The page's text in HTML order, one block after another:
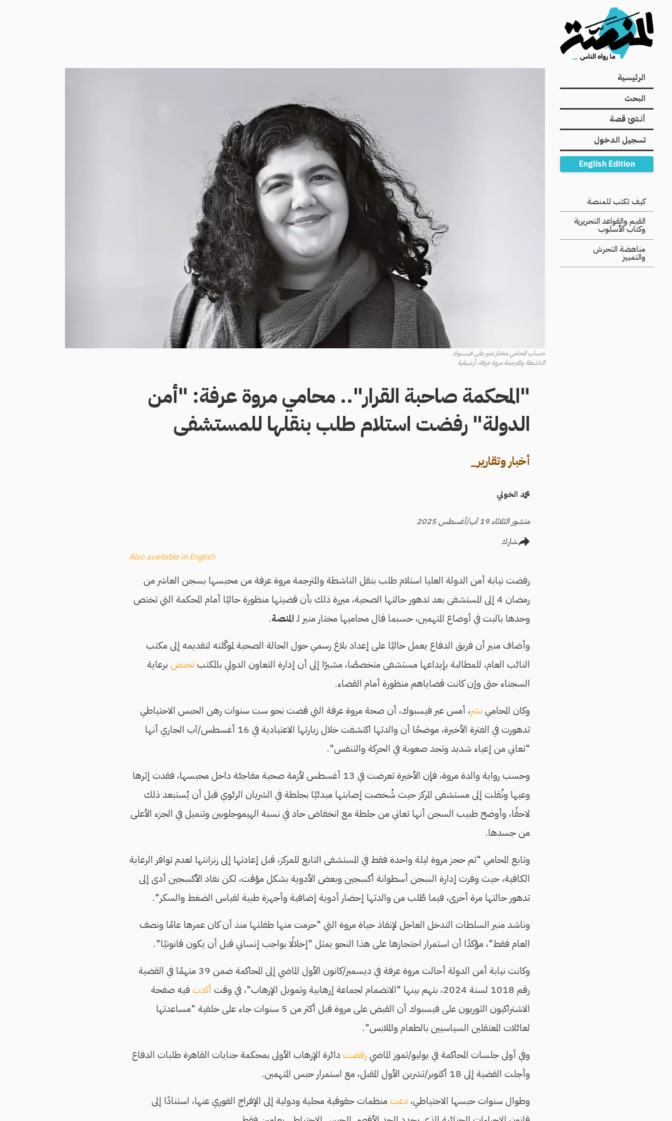
Main
navigation
الرئيسية
البحث
أنشئ قصة
تسجيل الدخول
English Edition
Secondary
Navigation
كيف تكتب للمنصة
القيم والقواعد التحريرية
وكتاب الأسلوب
مناهضة التحرش
والتمييز
حساب المحامي مختار منير على فيسبوك
الناشطة والمترجمة مروة عرفة، أرشيفية
"المحكمة صاحبة القرار".. محامي مروة عرفة: "أمن
الدولة" رفضت استلام طلب بنقلها للمستشفى
أخبار وتقارير_
محمد الخولي
منشور الثلاثاء 19 آب/أغسطس 2025
شارك
Also available in English
رفضت نيابة أمن الدولة العليا استلام طلب بنقل الناشطة والمترجمة مروة عرفة من محبسها بسجن العاشر من
رمضان 4 إلى المستشفى بعد تدهور حالتها الصحية، مبررة ذلك بأن قضيتها منظورة حاليًا أمام المحكمة التي تختص
وحدها بالبت في أوضاع المتهمين، حسبما قال محاميها مختار منير لـ المنصة.
وأضاف منير أن فريق الدفاع يعمل حاليًا على إعداد بلاغ رسمي حول الحالة الصحية لموكّلته لتقديمه إلى مكتب
النائب العام، للمطالبة بإيداعها مستشفى متخصصًا، مشيرًا إلى أن إدارة التعاون الدولي بالمكتبتختصبرعاية
السجناء حتى وإن كانت قضاياهم منظورة أمام القضاء.
وكان المحامي نشر، أمس عبر فيسبوك، أن صحة مروة عرفة التي قضت نحو ست سنوات رهن الحبس الاحتياطي
تدهورت في الفترة الأخيرة، موضحًا أن والدتها اكتشفت خلال زيارتها الاعتيادية في 16 أغسطس/آب الجاري أنها
"تعاني من إعياء شديد وتجد صعوبة في الحركة والتنفس".
وحسب رواية والدة مروة، فإن الأخيرة تعرضت في 13 أغسطس لأزمة صحية مفاجئة داخل محبسها، فقدت إثرها
وعيها ونُقلت إلى مستشفى المركز حيث شُخصت إصابتها مبدئيًا بجلطة في الشريان الرئوي قبل أن يُستبعد ذلك
لاحقًا، وأوضح طبيب السجن أنها تعاني من جلطة مع انخفاض حاد في نسبة الهيموجلوبين وتنميل في الجزء الأعلى
من جسدها.
وتابع المحامي "تم حجز مروة ليلة واحدة فقط في المستشفى التابع للمركز، قبل إعادتها إلى زنزانتها لعدم توافر الرعاية
الكافية، حيث وفرت إدارة السجن أسطوانة أكسجين وبعض الأدوية بشكل مؤقت، لكن نفاد الأكسجين أدى إلى
تدهور حالتها مرة أخرى، فيما طُلب من والدتها إحضار أدوية إضافية وأجهزة طبية لقياس الضغط والسكر".
وناشد منير السلطات التدخل العاجل لإنقاذ حياة مروة التي "حرمت منها طفلتها منذ أن كان عمرها عامًا ونصف
العام فقط"، مؤكدًا أن استمرار احتجازها على هذا النحو يمثل "إخلالًا بواجب إنساني قبل أن يكون قانونيًا".
وكانت نيابة أمن الدولة أحالت مروة عرفة في ديسمبر/كانون الأول الماضي إلى المحاكمة ضمن 39 متهمًا في القضية
رقم 1018 لسنة 2024، بتهم بينها "الانضمام لجماعة إرهابية وتمويل الإرهاب"، في وقت
أكدتفيه صفحة
الاشتراكيون الثوريون على فيسبوك أن القبض على مروة قبل أكثر من 5 سنوات جاء على خلفية "مساعدتها
لعائلات المعتقلين السياسيين بالطعام والملابس".
وفي أولى جلسات المحاكمة في يوليو/تموز الماضي رفضتدائرة الإرهاب الأولى بمحكمة جنايات القاهرة طلبات الدفاع
وأجلت القضية إلى 18 أكتوبر/تشرين الأول المقبل، مع استمرار حبس المتهمين.
وطوال سنوات حبسها الاحتياطي، دعتمنظمات حقوقية محلية ودولية إلى الإفراج الفوري عنها، استنادًا إلى